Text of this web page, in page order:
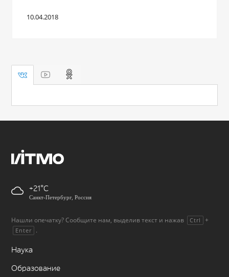
10.04.2018
+21
Санкт-Петербург, Россия
Нашли опечатку? Сообщите нам, выделив текст и нажав Ctrl +
Enter .
Наука
Образование